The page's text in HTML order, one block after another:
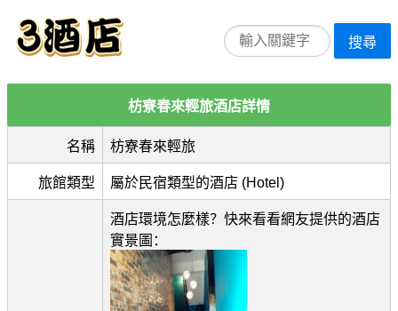
搜尋
枋寮春來輕旅酒店詳情
名稱 枋寮春來輕旅
旅館類型 屬於民宿類型的酒店 (Hotel)
酒店環境怎麼樣？快來看看網友提供的酒店
實景圖：